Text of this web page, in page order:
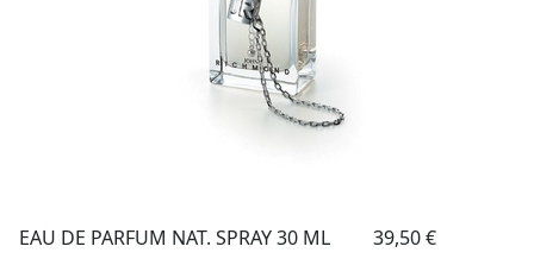
EAU DE PARFUM NAT. SPRAY 30 ML 39,50 €